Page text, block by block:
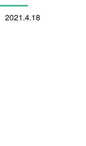
2021.4.18